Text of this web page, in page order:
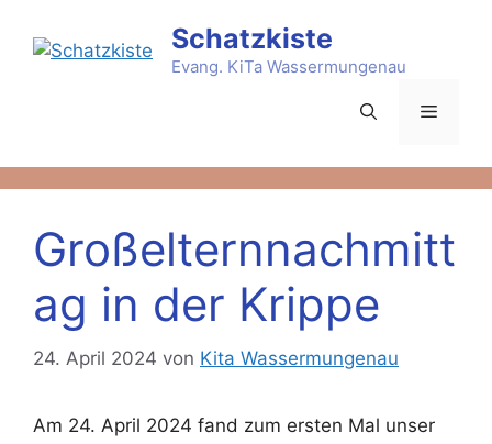
Inhalt
Schatzkiste
Evang. KiTa Wassermungenau
Menü
Großelternnachmitt
ag in der Krippe
24. April 2024 von Kita Wassermungenau
Am 24. April 2024 fand zum ersten Mal unser